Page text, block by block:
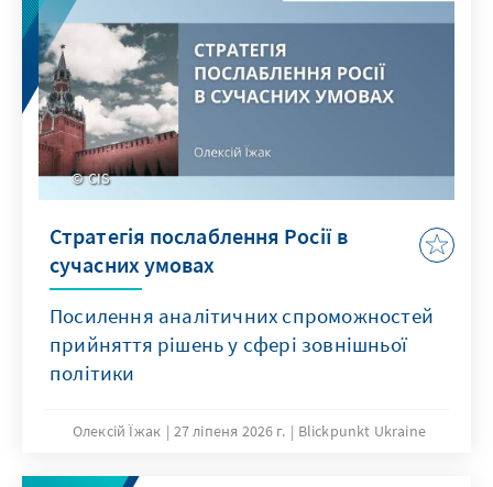
CIS
Стратегія послаблення Росії в
сучасних умовах
Посилення аналітичних спроможностей
прийняття рішень у сфері зовнішньої
політики
Олексій Їжак 27 ліпеня 2026 г. Blickpunkt Ukraine